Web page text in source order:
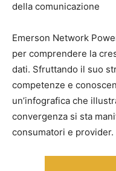
della comunicazione
Emerson Network
per comprendere la
dati. Sfruttando il suo
competenze e
un’infografica che
convergenza si sta
consumatori e provider.